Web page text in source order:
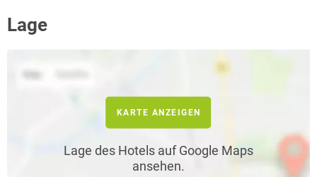
Lage
KARTE ANZEIGEN
Lage des Hotels auf Google Maps
ansehen.